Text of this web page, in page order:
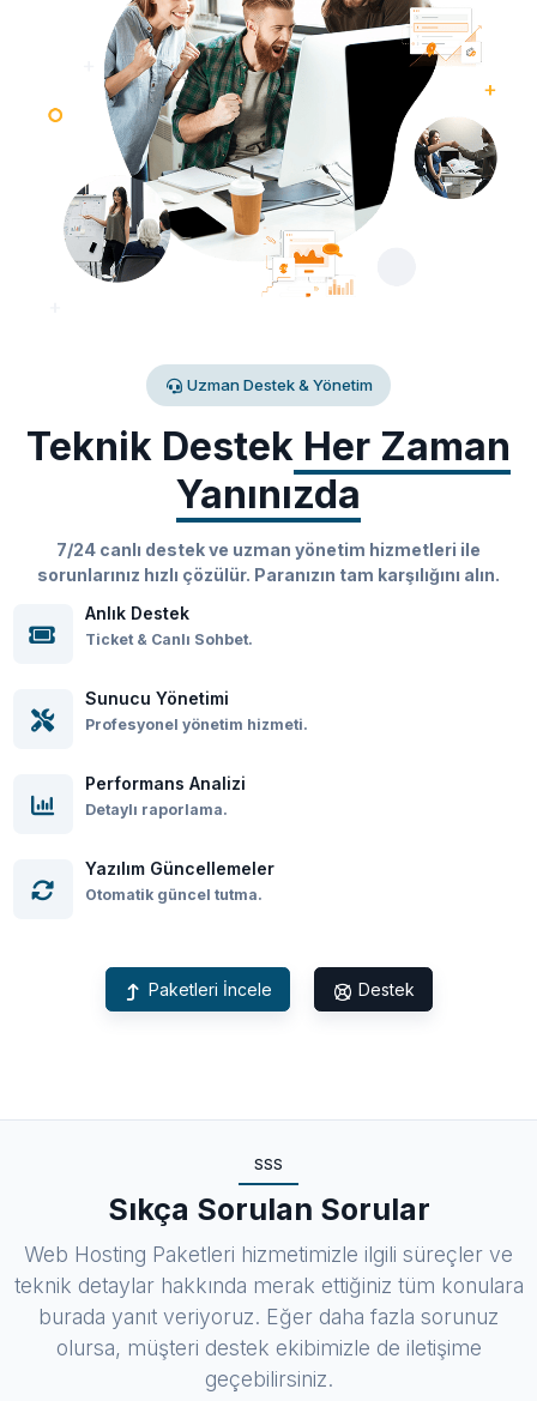
Uzman Destek & Yönetim
Teknik Destek Her Zaman
Yanınızda
7/24 canlı destek ve uzman yönetim hizmetleri ile
sorunlarınız hızlı çözülür. Paranızın tam karşılığını alın.
Anlık Destek
Ticket & Canlı Sohbet.
Sunucu Yönetimi
Profesyonel yönetim hizmeti.
Performans Analizi
Detaylı raporlama.
Yazılım Güncellemeler
Otomatik güncel tutma.
Paketleri İncele Destek
SSS
Sıkça Sorulan Sorular
Web Hosting Paketleri hizmetimizle ilgili süreçler ve
teknik detaylar hakkında merak ettiğiniz tüm konulara
burada yanıt veriyoruz. Eğer daha fazla sorunuz
olursa, müşteri destek ekibimizle de iletişime
geçebilirsiniz.